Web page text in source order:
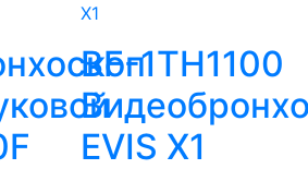
BF-1TH1100
EVIS X1